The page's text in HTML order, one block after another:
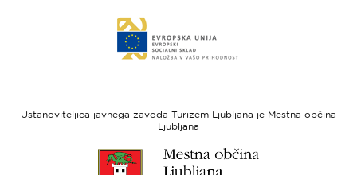
regionalni
do
spletne
sklad
Ustanoviteljica javnega zavoda Turizem Ljubljana je Mestna občina
Ljubljana